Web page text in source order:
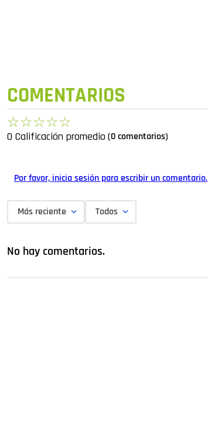
COMENTARIOS
☆☆☆☆☆
0 Calificación promedio (0 comentarios)
Por favor, inicia sesión para escribir un comentario.
Más reciente Todos
No hay comentarios.